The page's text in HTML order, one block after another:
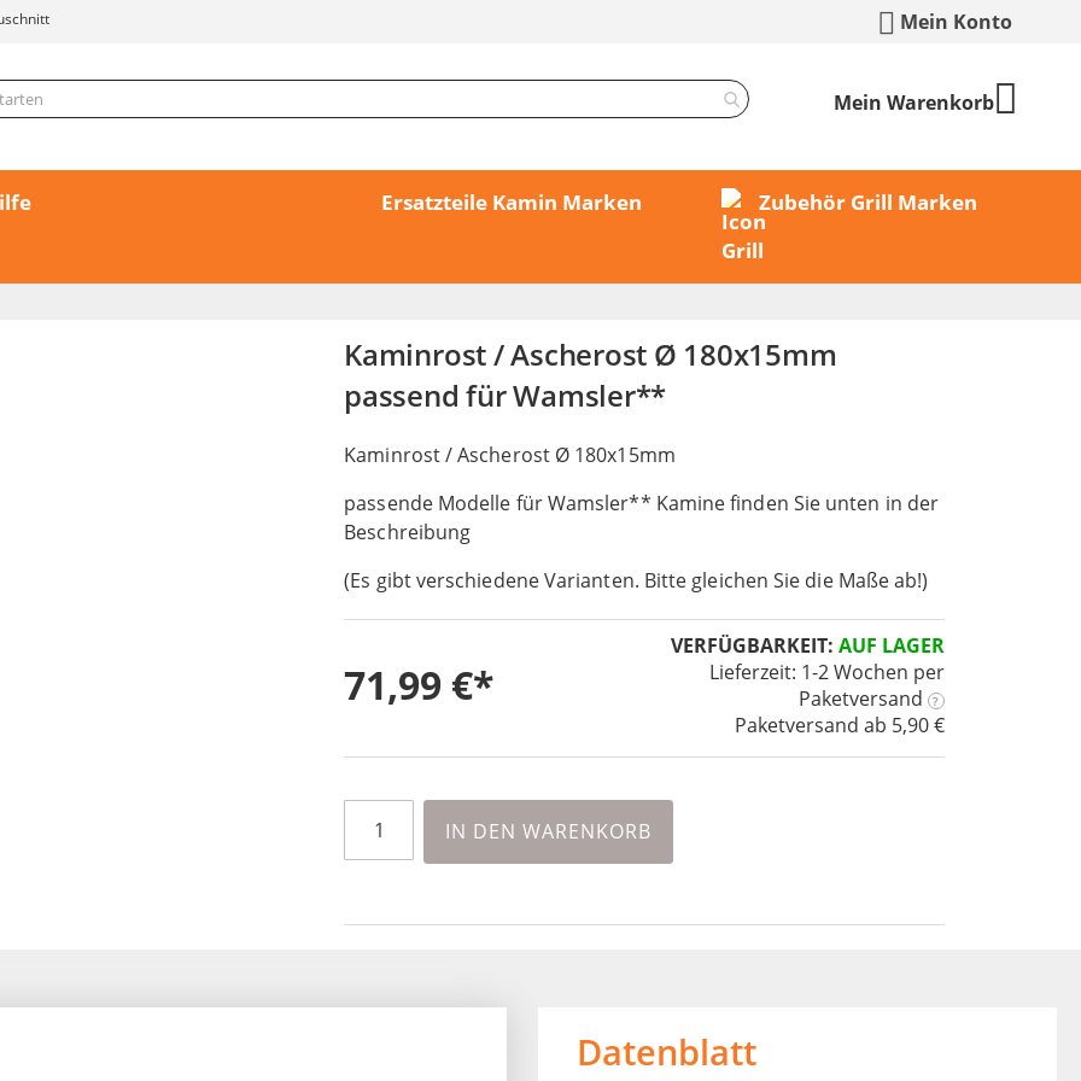
Mein Konto
Mein Warenkorb
Ersatzteile Kamin Marken Zubehör Grill Marken
Kaminrost / Ascherost Ø 180x15mm
passend für Wamsler**
Kaminrost / Ascherost Ø 180x15mm
passende Modelle für Wamsler** Kamine finden Sie unten in der
Beschreibung
(Es gibt verschiedene Varianten. Bitte gleichen Sie die Maße ab!)
VERFÜGBARKEIT: AUF LAGER
Lieferzeit: 1-2 Wochen per
Paketversand
?
Paketversand ab 5,90 €
71,99 €
IN DEN WARENKORB
Datenblatt